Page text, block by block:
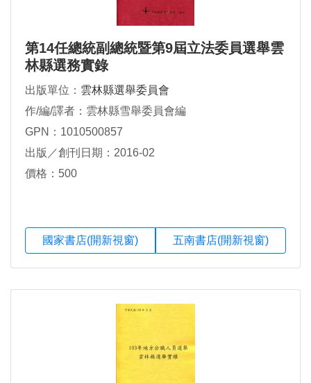
第14任總統副總統暨第9屆立法委員選舉雲
林縣選務實錄
出版單位： 雲林縣選舉委員會
作/編/譯者：雲林縣雪舉委員會編
GPN：1010500857
出版／創刊日期：2016-02
價格：500
國家書店(開新視窗) 五南書店(開新視窗)